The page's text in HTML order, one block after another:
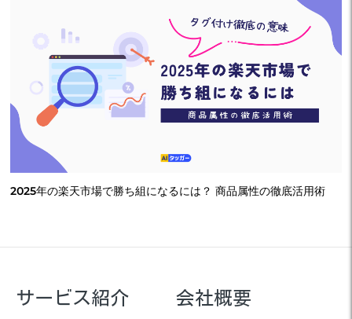
2025年の楽天市場で勝ち組になるには？ 商品属性の徹底活用術
サービス紹介 会社概要